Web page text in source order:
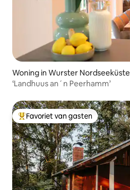
Woning in Wurster Nordseeküste
‘Landhuus an´n Peerhamm’
Topfavoriet van gasten
Favoriet van gasten